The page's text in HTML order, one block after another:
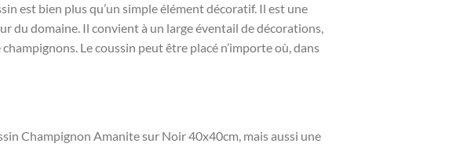
est bien plus qu’un simple élément décoratif. Il est une
du domaine. Il convient à un large éventail de décorations,
Le coussin peut être placé n’importe où, dans
Champignon Amanite sur Noir 40x40cm, mais aussi une